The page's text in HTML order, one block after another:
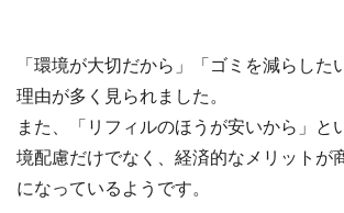
「環境が大切だから」「ゴミを減らした
理由が多く見られました。
また、「リフィルのほうが安いから」と
境配慮だけでなく、経済的なメリットが
になっているようです。